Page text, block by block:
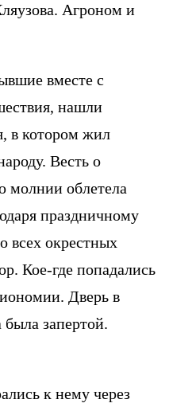
Агроном и
вместе с
нашли
в котором жил
Весть о
молнии облетела
праздничному
всех окрестных
Кое-где попадались
Дверь в
запертой.
к нему через